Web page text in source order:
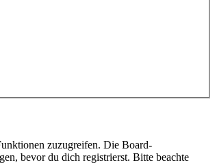
zuzugreifen. Die Board-
bevor du dich registrierst. Bitte beachte